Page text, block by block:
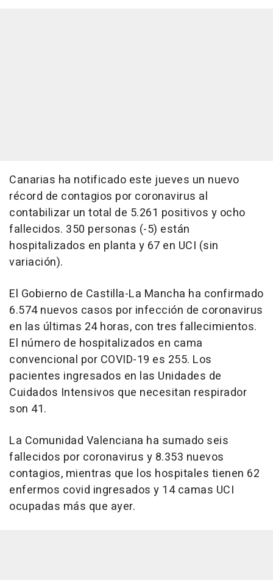
Canarias ha notificado este jueves un nuevo
récord de contagios por coronavirus al
contabilizar un total de 5.261 positivos y ocho
fallecidos. 350 personas (-5) están
hospitalizados en planta y 67 en UCI (sin
variación).
El Gobierno de Castilla-La Mancha ha confirmado
6.574 nuevos casos por infección de coronavirus
en las últimas 24 horas, con tres fallecimientos.
El número de hospitalizados en cama
convencional por COVID-19 es 255. Los
pacientes ingresados en las Unidades de
Cuidados Intensivos que necesitan respirador
son 41.
La Comunidad Valenciana ha sumado seis
fallecidos por coronavirus y 8.353 nuevos
contagios, mientras que los hospitales tienen 62
enfermos covid ingresados y 14 camas UCI
ocupadas más que ayer.